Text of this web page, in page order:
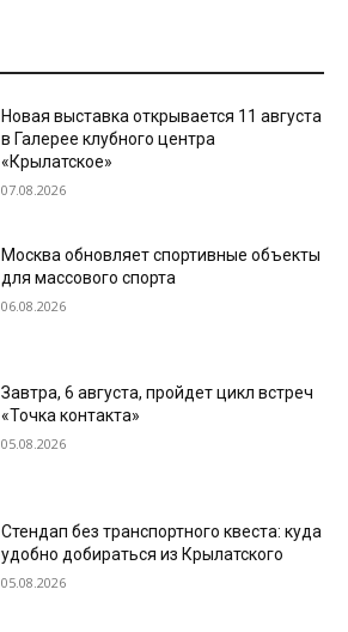
Новая выставка открывается 11 августа
в Галерее клубного центра
«Крылатское»
07.08.2026
Москва обновляет спортивные объекты
для массового спорта
06.08.2026
Завтра, 6 августа, пройдет цикл встреч
«Точка контакта»
05.08.2026
Стендап без транспортного квеста: куда
удобно добираться из Крылатского
05.08.2026